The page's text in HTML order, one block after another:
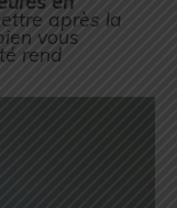
après la
vous
rend